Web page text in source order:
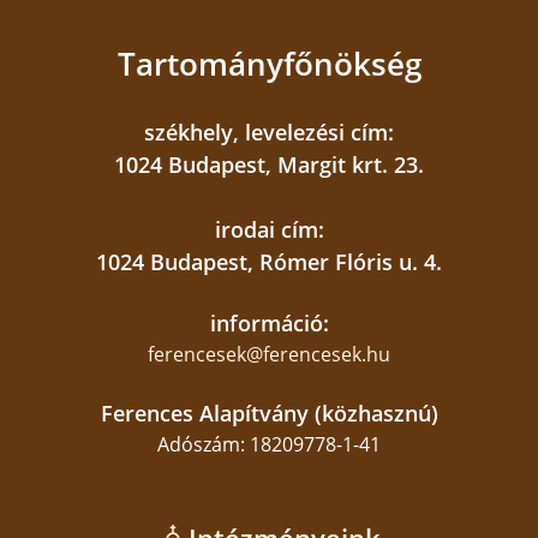
alatt működtek”.
A francia klarissza közösségről egy lelkinapon
figyelmükbe a Sion-dombi nővéreket.
Tartományfőnökség
székhely, levelezési cím:
1024 Budapest, Margit krt. 23.
irodai cím:
1024 Budapest, Rómer Flóris u. 4.
információ:
ferencesek@ferencesek.hu
Ferences Alapítvány (közhasznú)
Adószám: 18209778-1-41